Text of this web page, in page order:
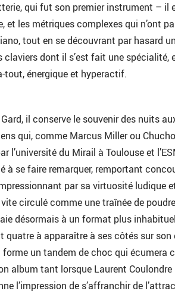
qui fut son premier instrument – il
et les métriques complexes qui n’ont
tout en se découvrant par hasard
dont il s’est fait une spécialité,
tout, énergique et hyperactif.
il conserve le souvenir des nuits
qui, comme Marcus Miller ou
l’université du Mirail à Toulouse et
à se faire remarquer, remportant
par sa virtuosité ludique
circulé comme une traînée de
désormais à un format plus
quatre à apparaître à ses côtés sur son
forme un tandem de choc qui écumera
album tant lorsque Laurent Coulondre
l’impression de s’affranchir de